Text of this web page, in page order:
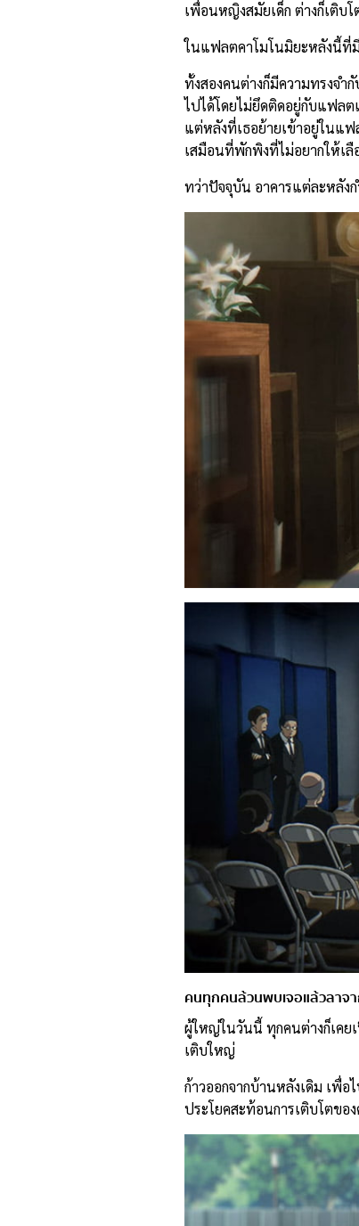
เพื่อนหญิงสมัยเด็ก ต่างก็เติบ
ในแฟลตคาโมโนมิยะหลังนี้ที่มี
ทั้งสองคนต่างก็มีความทรงจำ
ไปได้โดยไม่ยึดติดอยู่กับแฟลต
แต่หลังที่เธอย้ายเข้าอยู่ในแฟ
เสมือนที่พักพิงที่ไม่อยากให้เ
ทว่าปัจจุบัน อาคารแต่ละหลัง
คนทุกคนล้วนพบเจอแล้วลาจ
ผู้ใหญ่ในวันนี้ ทุกคนต่างก็เคยเ
เติบใหญ่
ก้าวออกจากบ้านหลังเดิม เพื่อ
ประโยคสะท้อนการเติบโตขอ